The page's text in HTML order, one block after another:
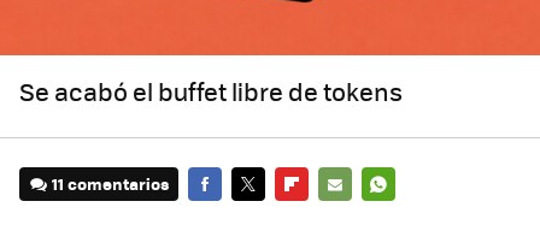
Se acabó el buffet libre de tokens
11 comentarios